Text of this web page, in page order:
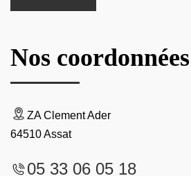
Nos coordonnées
ZA Clement Ader
64510 Assat
05 33 06 05 18